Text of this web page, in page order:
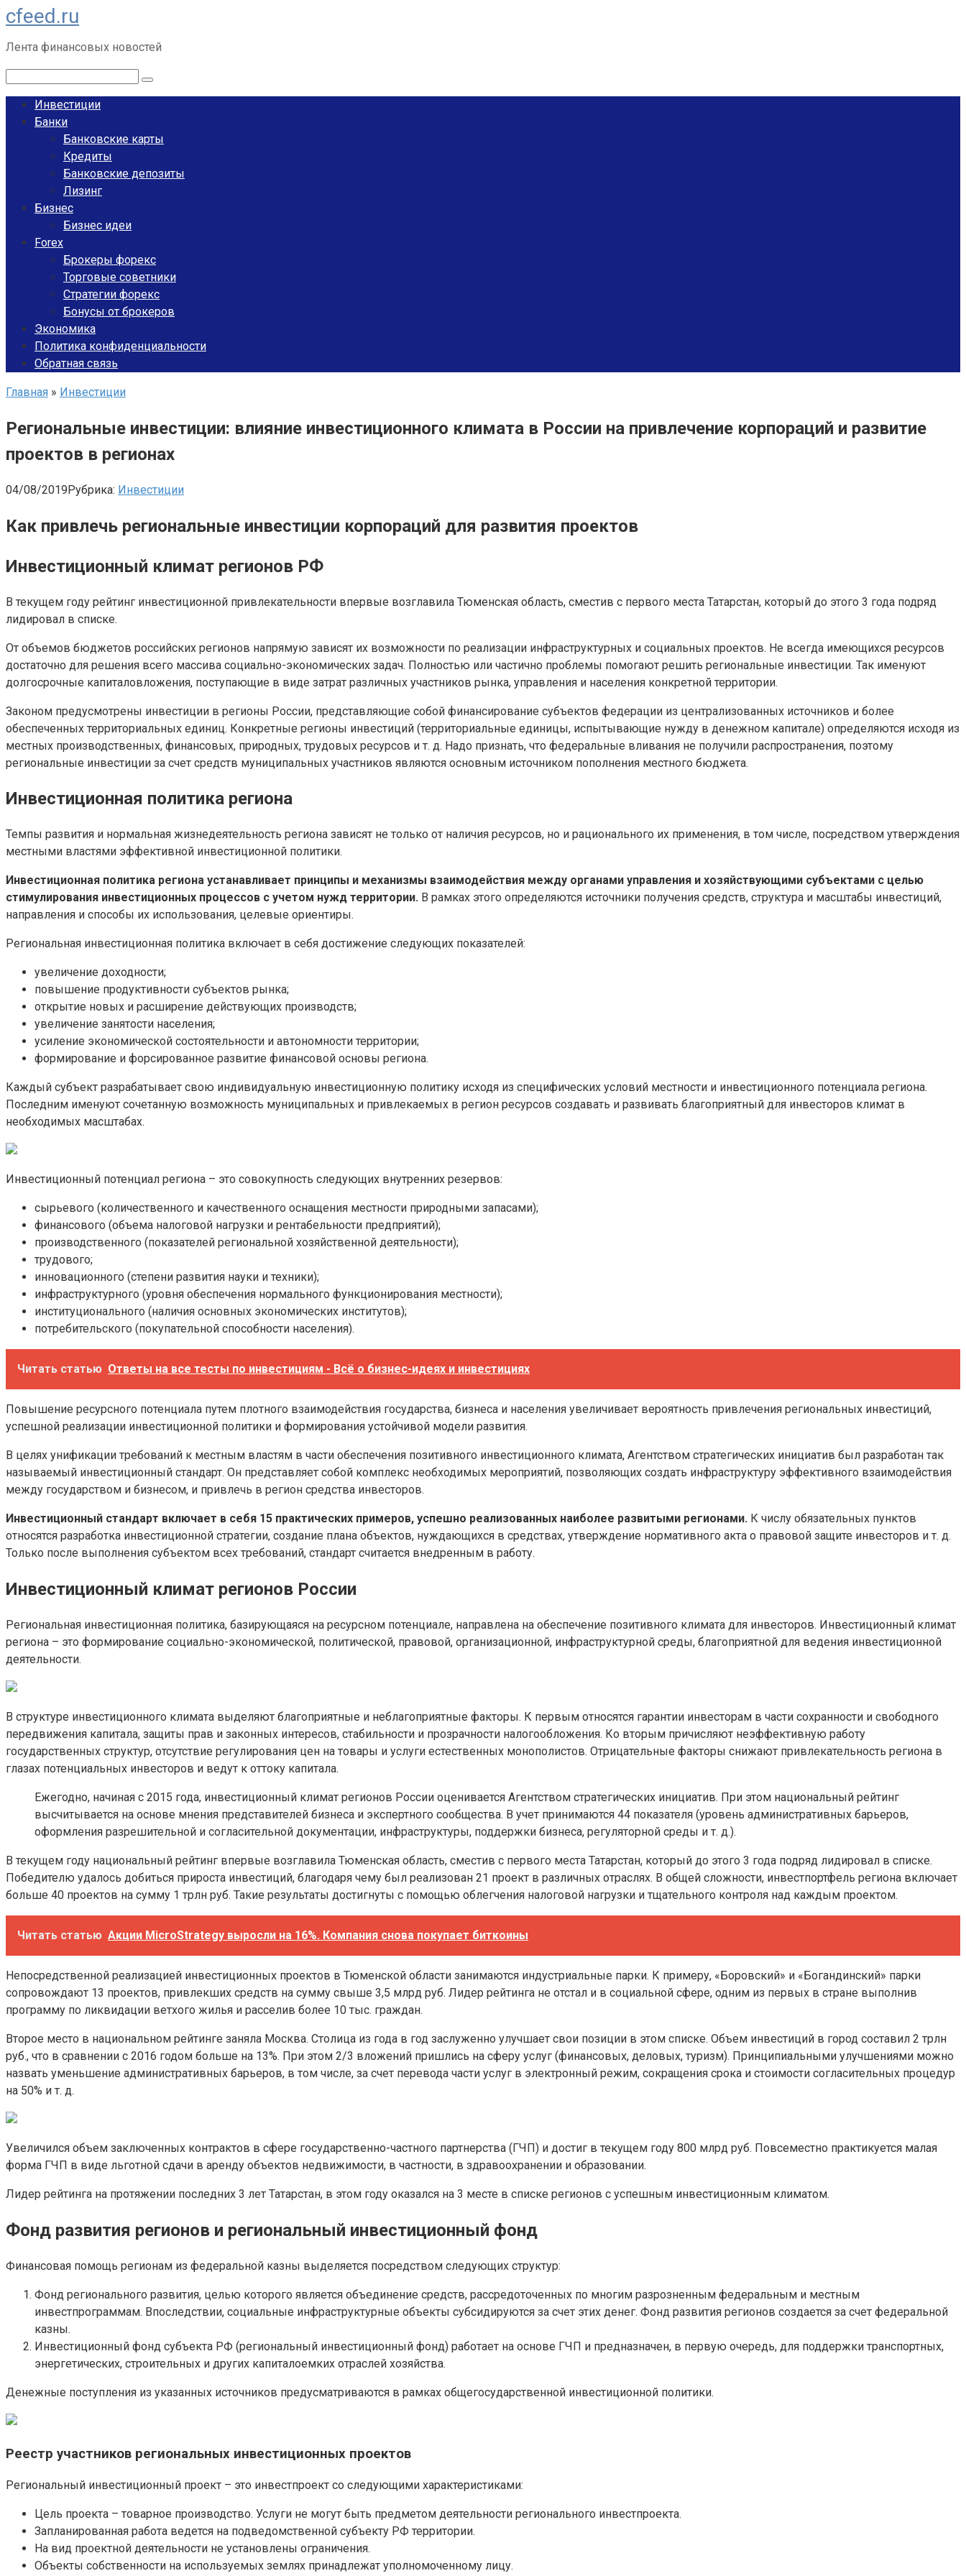
Перейти
к
контенту
cfeed.ru
Лента финансовых новостей
Инвестиции
Банки
Банковские карты
Кредиты
Банковские депозиты
Лизинг
Бизнес
Бизнес идеи
Forex
Брокеры форекс
Торговые советники
Стратегии форекс
Бонусы от брокеров
Экономика
Политика конфиденциальности
Обратная связь
Главная » Инвестиции
Региональные инвестиции: влияние инвестиционного климата в России на привлечение корпораций и развитие
проектов в регионах
04/08/2019Рубрика: Инвестиции
Как привлечь региональные инвестиции корпораций для развития проектов
Инвестиционный климат регионов РФ
В текущем году рейтинг инвестиционной привлекательности впервые возглавила Тюменская область, сместив с первого места Татарстан, который до этого 3 года подряд
лидировал в списке.
От объемов бюджетов российских регионов напрямую зависят их возможности по реализации инфраструктурных и социальных проектов. Не всегда имеющихся ресурсов
достаточно для решения всего массива социально-экономических задач. Полностью или частично проблемы помогают решить региональные инвестиции. Так именуют
долгосрочные капиталовложения, поступающие в виде затрат различных участников рынка, управления и населения конкретной территории.
Законом предусмотрены инвестиции в регионы России, представляющие собой финансирование субъектов федерации из централизованных источников и более
обеспеченных территориальных единиц. Конкретные регионы инвестиций (территориальные единицы, испытывающие нужду в денежном капитале) определяются исходя из
местных производственных, финансовых, природных, трудовых ресурсов и т. д. Надо признать, что федеральные вливания не получили распространения, поэтому
региональные инвестиции за счет средств муниципальных участников являются основным источником пополнения местного бюджета.
Инвестиционная политика региона
Темпы развития и нормальная жизнедеятельность региона зависят не только от наличия ресурсов, но и рационального их применения, в том числе, посредством утверждения
местными властями эффективной инвестиционной политики.
Инвестиционная политика региона устанавливает принципы и механизмы взаимодействия между органами управления и хозяйствующими субъектами с целью
стимулирования инвестиционных процессов с учетом нужд территории. В рамках этого определяются источники получения средств, структура и масштабы инвестиций,
направления и способы их использования, целевые ориентиры.
Региональная инвестиционная политика включает в себя достижение следующих показателей:
увеличение доходности;
повышение продуктивности субъектов рынка;
открытие новых и расширение действующих производств;
увеличение занятости населения;
усиление экономической состоятельности и автономности территории;
формирование и форсированное развитие финансовой основы региона.
Каждый субъект разрабатывает свою индивидуальную инвестиционную политику исходя из специфических условий местности и инвестиционного потенциала региона.
Последним именуют сочетанную возможность муниципальных и привлекаемых в регион ресурсов создавать и развивать благоприятный для инвесторов климат в
необходимых масштабах.
Инвестиционный потенциал региона – это совокупность следующих внутренних резервов:
сырьевого (количественного и качественного оснащения местности природными запасами);
финансового (объема налоговой нагрузки и рентабельности предприятий);
производственного (показателей региональной хозяйственной деятельности);
трудового;
инновационного (степени развития науки и техники);
инфраструктурного (уровня обеспечения нормального функционирования местности);
институционального (наличия основных экономических институтов);
потребительского (покупательной способности населения).
Читать статью Ответы на все тесты по инвестициям - Всё о бизнес-идеях и инвестициях
Повышение ресурсного потенциала путем плотного взаимодействия государства, бизнеса и населения увеличивает вероятность привлечения региональных инвестиций,
успешной реализации инвестиционной политики и формирования устойчивой модели развития.
В целях унификации требований к местным властям в части обеспечения позитивного инвестиционного климата, Агентством стратегических инициатив был разработан так
называемый инвестиционный стандарт. Он представляет собой комплекс необходимых мероприятий, позволяющих создать инфраструктуру эффективного взаимодействия
между государством и бизнесом, и привлечь в регион средства инвесторов.
Инвестиционный стандарт включает в себя 15 практических примеров, успешно реализованных наиболее развитыми регионами. К числу обязательных пунктов
относятся разработка инвестиционной стратегии, создание плана объектов, нуждающихся в средствах, утверждение нормативного акта о правовой защите инвесторов и т. д.
Только после выполнения субъектом всех требований, стандарт считается внедренным в работу.
Инвестиционный климат регионов России
Региональная инвестиционная политика, базирующаяся на ресурсном потенциале, направлена на обеспечение позитивного климата для инвесторов. Инвестиционный климат
региона – это формирование социально-экономической, политической, правовой, организационной, инфраструктурной среды, благоприятной для ведения инвестиционной
деятельности.
В структуре инвестиционного климата выделяют благоприятные и неблагоприятные факторы. К первым относятся гарантии инвесторам в части сохранности и свободного
передвижения капитала, защиты прав и законных интересов, стабильности и прозрачности налогообложения. Ко вторым причисляют неэффективную работу
государственных структур, отсутствие регулирования цен на товары и услуги естественных монополистов. Отрицательные факторы снижают привлекательность региона в
глазах потенциальных инвесторов и ведут к оттоку капитала.
Ежегодно, начиная с 2015 года, инвестиционный климат регионов России оценивается Агентством стратегических инициатив. При этом национальный рейтинг
высчитывается на основе мнения представителей бизнеса и экспертного сообщества. В учет принимаются 44 показателя (уровень административных барьеров,
оформления разрешительной и согласительной документации, инфраструктуры, поддержки бизнеса, регуляторной среды и т. д.).
В текущем году национальный рейтинг впервые возглавила Тюменская область, сместив с первого места Татарстан, который до этого 3 года подряд лидировал в списке.
Победителю удалось добиться прироста инвестиций, благодаря чему был реализован 21 проект в различных отраслях. В общей сложности, инвестпортфель региона включает
больше 40 проектов на сумму 1 трлн руб. Такие результаты достигнуты с помощью облегчения налоговой нагрузки и тщательного контроля над каждым проектом.
Читать статью Акции MicroStrategy выросли на 16%. Компания снова покупает биткоины
Непосредственной реализацией инвестиционных проектов в Тюменской области занимаются индустриальные парки. К примеру, «Боровский» и «Богандинский» парки
сопровождают 13 проектов, привлекших средств на сумму свыше 3,5 млрд руб. Лидер рейтинга не отстал и в социальной сфере, одним из первых в стране выполнив
программу по ликвидации ветхого жилья и расселив более 10 тыс. граждан.
Второе место в национальном рейтинге заняла Москва. Столица из года в год заслуженно улучшает свои позиции в этом списке. Объем инвестиций в город составил 2 трлн
руб., что в сравнении с 2016 годом больше на 13%. При этом 2/3 вложений пришлись на сферу услуг (финансовых, деловых, туризм). Принципиальными улучшениями можно
назвать уменьшение административных барьеров, в том числе, за счет перевода части услуг в электронный режим, сокращения срока и стоимости согласительных процедур
на 50% и т. д.
Увеличился объем заключенных контрактов в сфере государственно-частного партнерства (ГЧП) и достиг в текущем году 800 млрд руб. Повсеместно практикуется малая
форма ГЧП в виде льготной сдачи в аренду объектов недвижимости, в частности, в здравоохранении и образовании.
Лидер рейтинга на протяжении последних 3 лет Татарстан, в этом году оказался на 3 месте в списке регионов с успешным инвестиционным климатом.
Фонд развития регионов и региональный инвестиционный фонд
Финансовая помощь регионам из федеральной казны выделяется посредством следующих структур:
Фонд регионального развития, целью которого является объединение средств, рассредоточенных по многим разрозненным федеральным и местным
инвестпрограммам. Впоследствии, социальные инфраструктурные объекты субсидируются за счет этих денег. Фонд развития регионов создается за счет федеральной
казны.
Инвестиционный фонд субъекта РФ (региональный инвестиционный фонд) работает на основе ГЧП и предназначен, в первую очередь, для поддержки транспортных,
энергетических, строительных и других капиталоемких отраслей хозяйства.
Денежные поступления из указанных источников предусматриваются в рамках общегосударственной инвестиционной политики.
Реестр участников региональных инвестиционных проектов
Региональный инвестиционный проект – это инвестпроект со следующими характеристиками:
Цель проекта – товарное производство. Услуги не могут быть предметом деятельности регионального инвестпроекта.
Запланированная работа ведется на подведомственной субъекту РФ территории.
На вид проектной деятельности не установлены ограничения.
Объекты собственности на используемых землях принадлежат уполномоченному лицу.